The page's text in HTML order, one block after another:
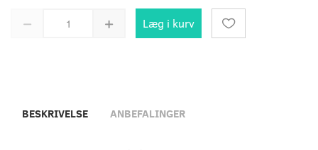
Læg i kurv
BESKRIVELSE ANBEFALINGER